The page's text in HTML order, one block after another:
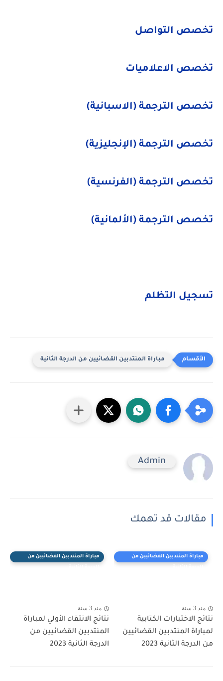
تخصص التواصل
تخصص الاعلاميات
تخصص الترجمة (الاسبانية)
تخصص الترجمة (الإنجليزية)
تخصص الترجمة (الفرنسية)
تخصص الترجمة (الألمانية)
تسجيل التظلم
مباراة المنتدبين القضائيين من الدرجة الثانية
Admin
مقالات قد تهمك
مباراة المنتدبين القضائيين من
منذ 3 سنة
نتائج الاختبارات الكتابية
لمباراة المنتدبين القضائيين
من الدرجة الثانية 2023
مباراة المنتدبين القضائيين من
منذ 3 سنة
نتائج الانتقاء الأولي لمباراة
المنتدبين القضائيين من
الدرجة الثانية 2023